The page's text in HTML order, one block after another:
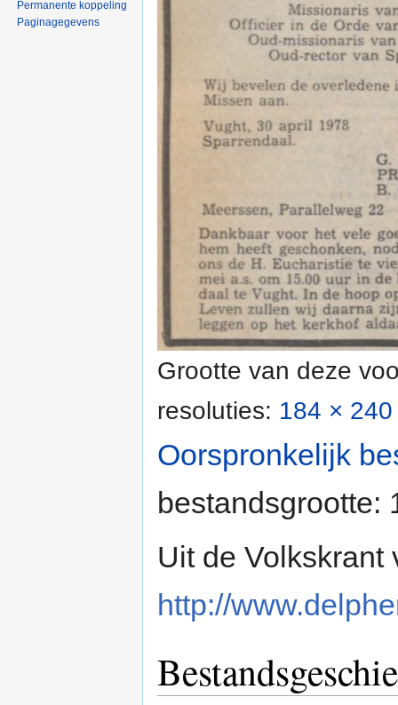
Grootte van deze
resoluties: 184 ×
Oorspronkelijk
bestandsgrootte:
Uit de Volkskrant
http://
Permanente koppeling
Paginagegevens